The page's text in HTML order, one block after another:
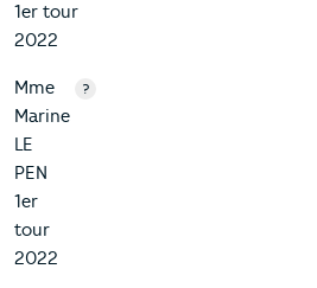
1er tour
2022
Mme
Marine
LE
PEN
1er
tour
2022
?